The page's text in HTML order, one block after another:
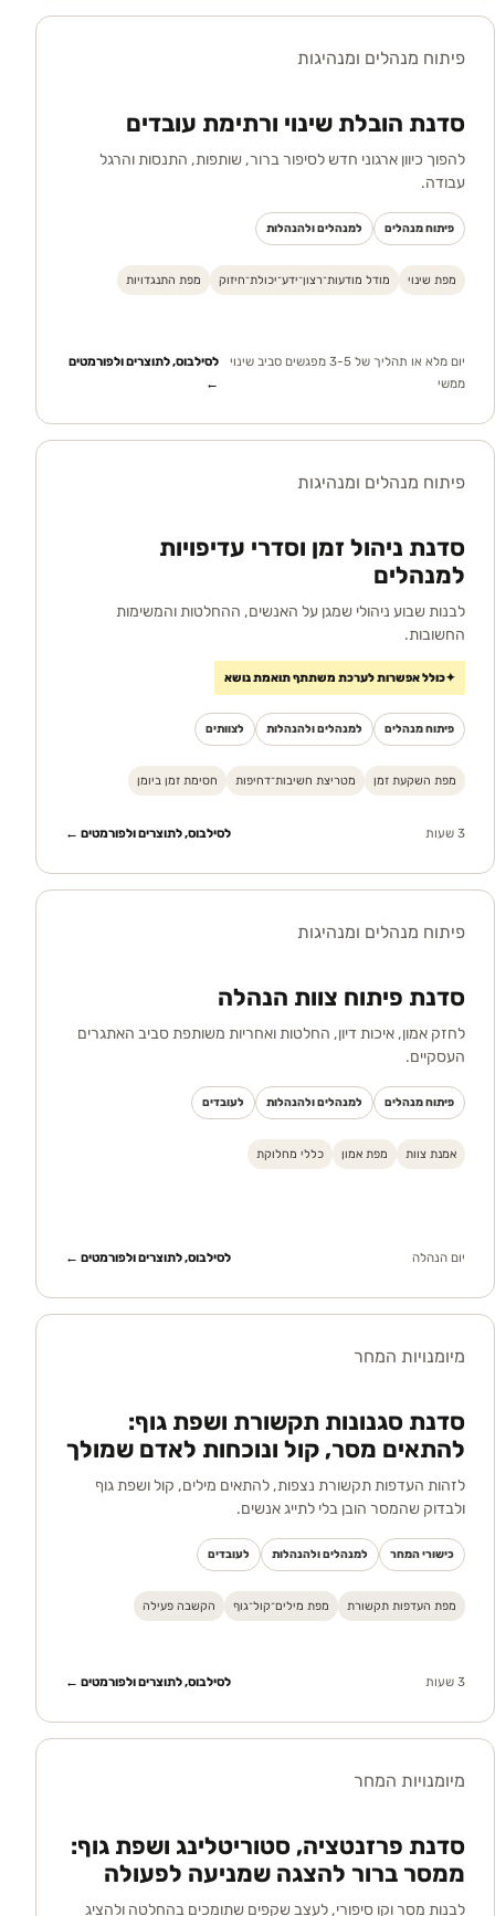
פיתוח מנהלים ומנהיגות
סדנת הובלת שינוי ורתימת עובדים
להפוך כיוון ארגוני חדש לסיפור ברור, שותפות, התנסות והרגל
עבודה.
פיתוח מנהלים למנהלים ולהנהלות
מפת שינוי מודל מודעות־רצון־ידע־יכולת־חיזוק מפת התנגדויות
יום מלא או תהליך של 3-5 מפגשים סביב שינוי
ממשי
לסילבוס, לתוצרים ולפורמטים
←
פיתוח מנהלים ומנהיגות
סדנת ניהול זמן וסדרי עדיפויות
למנהלים
לבנות שבוע ניהולי שמגן על האנשים, ההחלטות והמשימות
החשובות.
✦כולל אפשרות לערכת משתתף תואמת נושא
פיתוח מנהלים למנהלים ולהנהלות לצוותים
מפת השקעת זמן מטריצת חשיבות־דחיפות חסימת זמן ביומן
3 שעות לסילבוס, לתוצרים ולפורמטים ←
פיתוח מנהלים ומנהיגות
סדנת פיתוח צוות הנהלה
לחזק אמון, איכות דיון, החלטות ואחריות משותפת סביב האתגרים
העסקיים.
פיתוח מנהלים למנהלים ולהנהלות לעובדים
אמנת צוות מפת אמון כללי מחלוקת
יום הנהלה לסילבוס, לתוצרים ולפורמטים ←
מיומנויות המחר
סדנת סגנונות תקשורת ושפת גוף:
להתאים מסר, קול ונוכחות לאדם שמולך
לזהות העדפות תקשורת נצפות, להתאים מילים, קול ושפת גוף
ולבדוק שהמסר הובן בלי לתייג אנשים.
כישורי המחר למנהלים ולהנהלות לעובדים
מפת העדפות תקשורת מפת מילים־קול־גוף הקשבה פעילה
3 שעות לסילבוס, לתוצרים ולפורמטים ←
מיומנויות המחר
סדנת פרזנטציה, סטוריטלינג ושפת גוף:
ממסר ברור להצגה שמניעה לפעולה
לבנות מסר וקו סיפורי, לעצב שקפים שתומכים בהחלטה ולהציג